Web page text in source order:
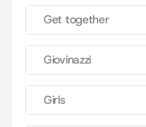
Get together
Giovinazzi
Girls